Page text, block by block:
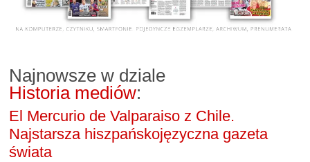
Najnowsze w dziale
Historia mediów:
El Mercurio de Valparaiso z Chile.
Najstarsza hiszpańskojęzyczna gazeta
świata